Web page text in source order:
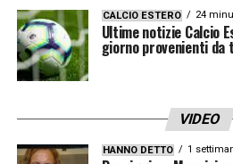
Inevitabilmente, la
stata l’occasione per
Fiorentina. De Rossi ha
consueta schiettezza: «Io
CALCIO ESTERO 24
Ultime notizie Calcio
giorno provenienti da
VIDEO
HANNO DETTO 1